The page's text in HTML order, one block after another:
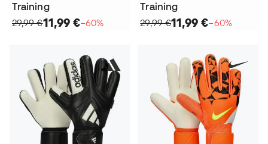
Training
29,99 €11,99 €−60%
Training
29,99 €11,99 €−60%